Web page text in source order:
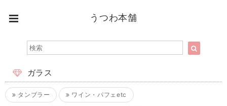
うつわ本舗
ガラス
タンブラー ワイン・パフェetc